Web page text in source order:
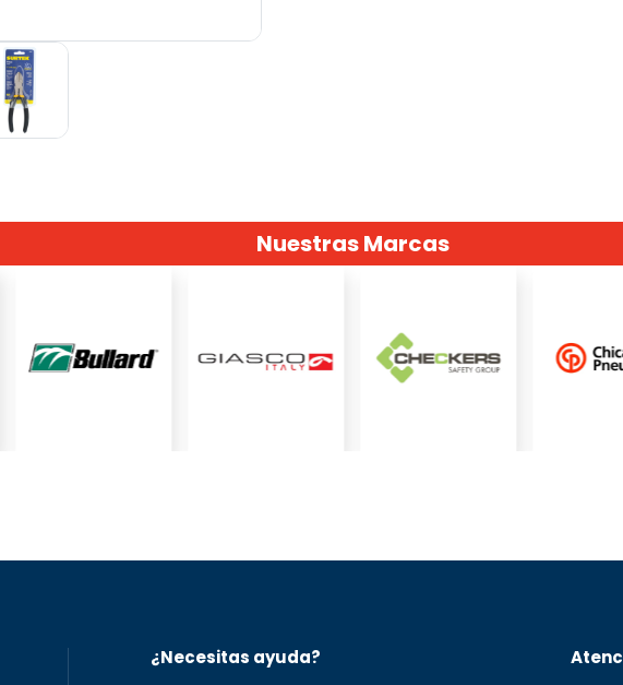
Nuestras Marcas
¿Necesitas ayuda?